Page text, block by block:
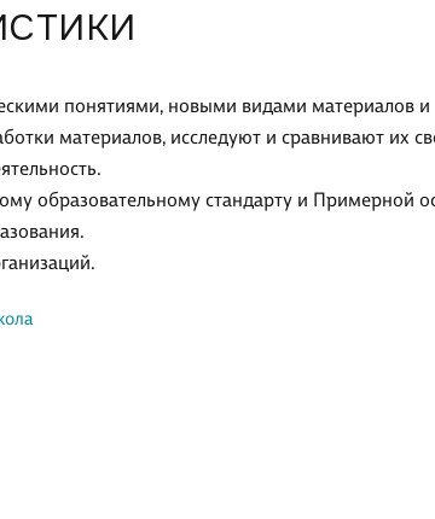
понятиями, новыми видами материалов и
материалов, исследуют и сравнивают их
образовательному стандарту и Примерной